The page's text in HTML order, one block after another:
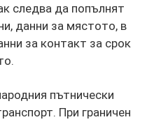
следва да попълнят
данни за мястото, в
за контакт за срок
пътнически
При граничен